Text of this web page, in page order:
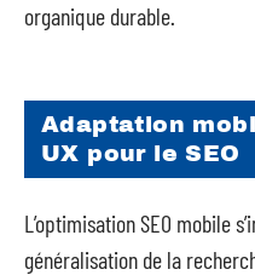
organique durable.
Adaptation
UX pour le SEO
L’optimisation SEO mobile
généralisation de la